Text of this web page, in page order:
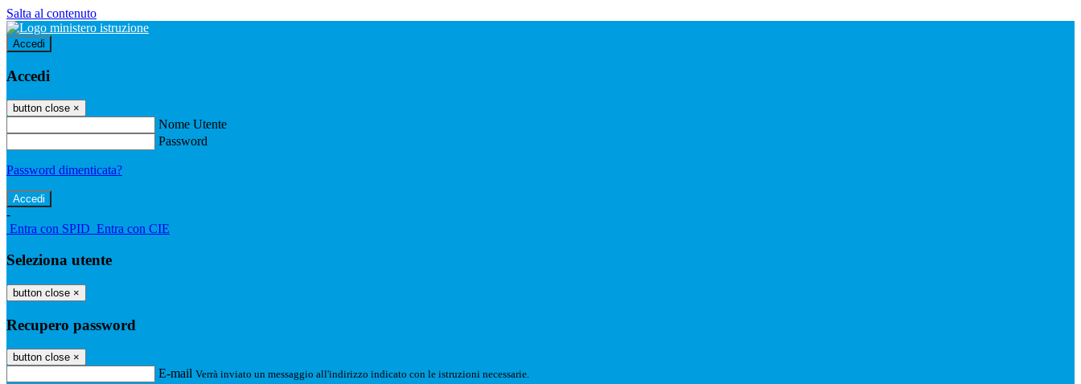
Salta al contenuto
Accedi
Accedi
button close ×
Nome Utente
Password
Password dimenticata?
-
Entra con SPID Entra con CIE
Seleziona utente
button close ×
Recupero password
button close ×
E-mail Verrà inviato un messaggio all'indirizzo indicato con le istruzioni necessarie.